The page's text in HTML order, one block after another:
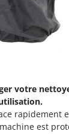
votre
rapidement
est